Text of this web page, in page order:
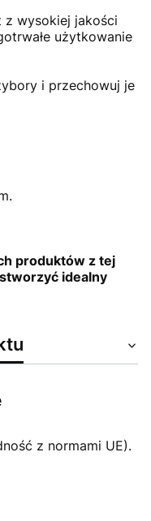
z wysokiej jakości
użytkowanie
i przechowuj je
produktów z tej
idealny
z normami UE).